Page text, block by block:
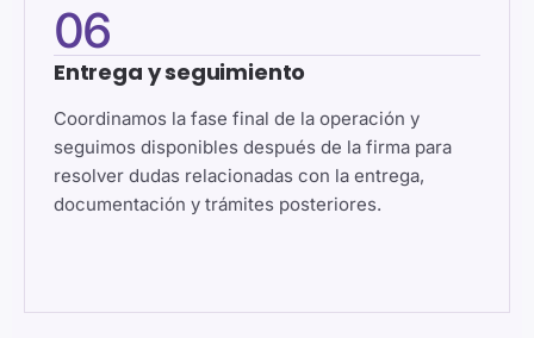
06
Entrega y seguimiento
Coordinamos la fase final de la operación y
seguimos disponibles después de la firma para
resolver dudas relacionadas con la entrega,
documentación y trámites posteriores.